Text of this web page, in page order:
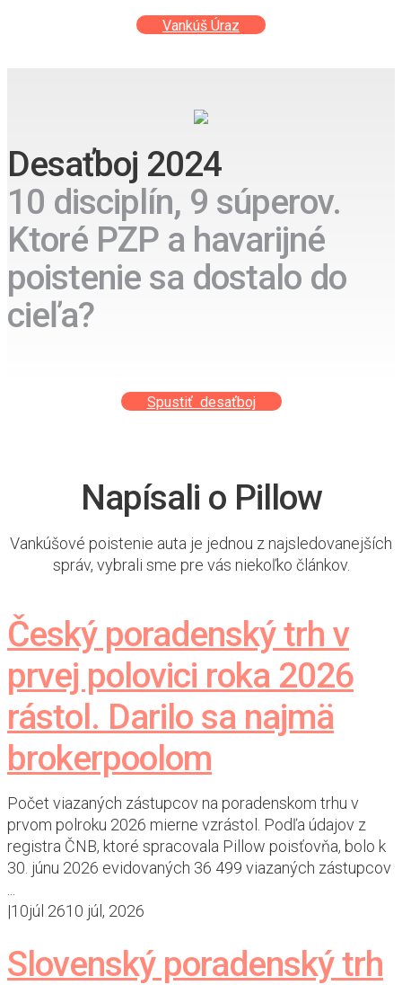
Vankúš Úraz
Desaťboj 2024
10 disciplín, 9 súperov.
Ktoré PZP a havarijné
poistenie sa dostalo do
cieľa?
Spustiť desaťboj
Napísali o Pillow
Vankúšové poistenie auta je jednou z najsledovanejších
správ, vybrali sme pre vás niekoľko článkov.
Český poradenský trh v
prvej polovici roka 2026
rástol. Darilo sa najmä
brokerpoolom
Počet viazaných zástupcov na poradenskom trhu v
prvom polroku 2026 mierne vzrástol. Podľa údajov z
registra ČNB, ktoré spracovala Pillow poisťovňa, bolo k
30. júnu 2026 evidovaných 36 499 viazaných zástupcov
...
|10júl 2610 júl, 2026
Slovenský poradenský trh